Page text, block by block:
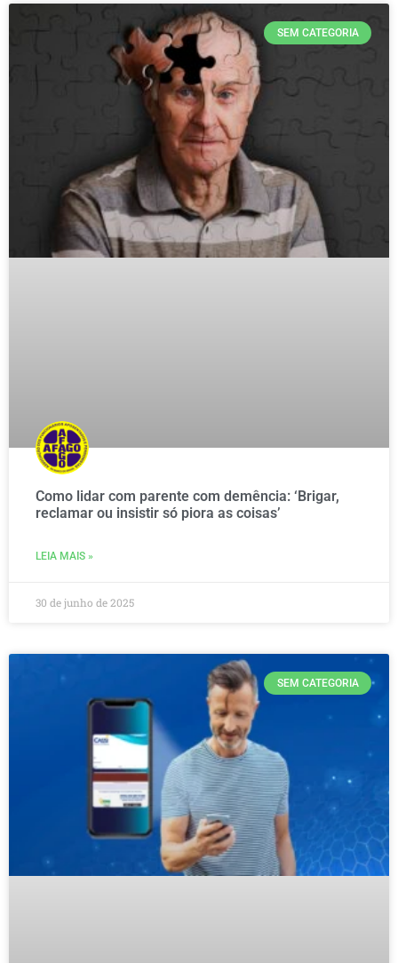
SEM CATEGORIA
Como lidar com parente com demência: ‘Brigar,
reclamar ou insistir só piora as coisas’
LEIA MAIS »
30 de junho de 2025
SEM CATEGORIA